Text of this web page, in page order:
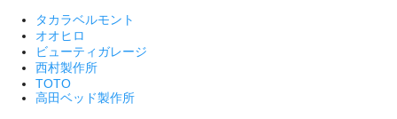
タカラベルモント
オオヒロ
ビューティガレージ
西村製作所
TOTO
高田ベッド製作所